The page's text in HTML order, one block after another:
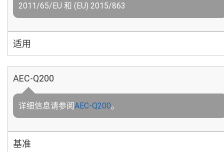
2011/65/EU 和 (EU) 2015/863
适用
AEC-Q200
详细信息请参阅AEC-Q200。
基准